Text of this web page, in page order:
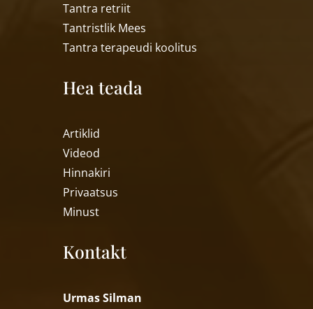
Tantra retriit
Tantristlik Mees
Tantra terapeudi koolitus
Hea teada
Artiklid
Videod
Hinnakiri
Privaatsus
Minust
Kontakt
Urmas Silman